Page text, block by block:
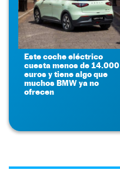
Este coche eléctrico
cuesta menos de 14.000
euros y tiene algo que
muchos BMW ya no
ofrecen